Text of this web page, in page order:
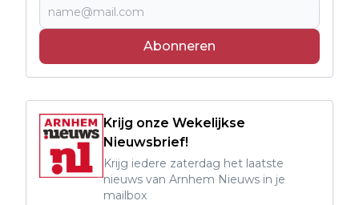
Abonneren
Krijg onze Wekelijkse
Nieuwsbrief!
Krijg iedere zaterdag het laatste
nieuws van Arnhem Nieuws in je
mailbox